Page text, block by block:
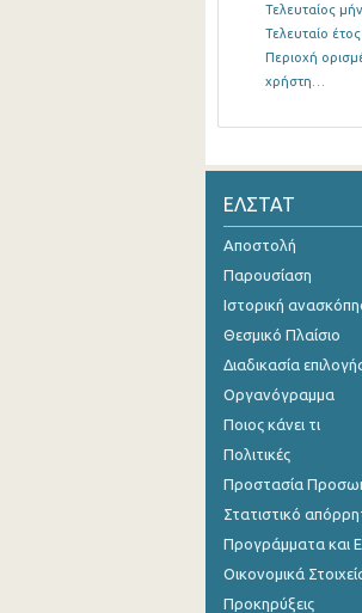
Τελευταίος
Τελευταίο έτος
Περιοχή
χρήστη…
ΕΛΣΤΑΤ
Αποστολή
Παρουσίαση
Ιστορική
Θεσμικό Πλαίσιο
Διαδικασία
Οργανόγραμμα
Ποιος κάνει τι
Πολιτικές
Προστασία
Στατιστικό
Προγράμματα και
Οικονομικά
Προκηρύξεις